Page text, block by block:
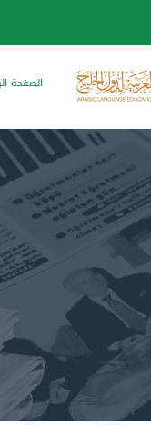
الصفحة